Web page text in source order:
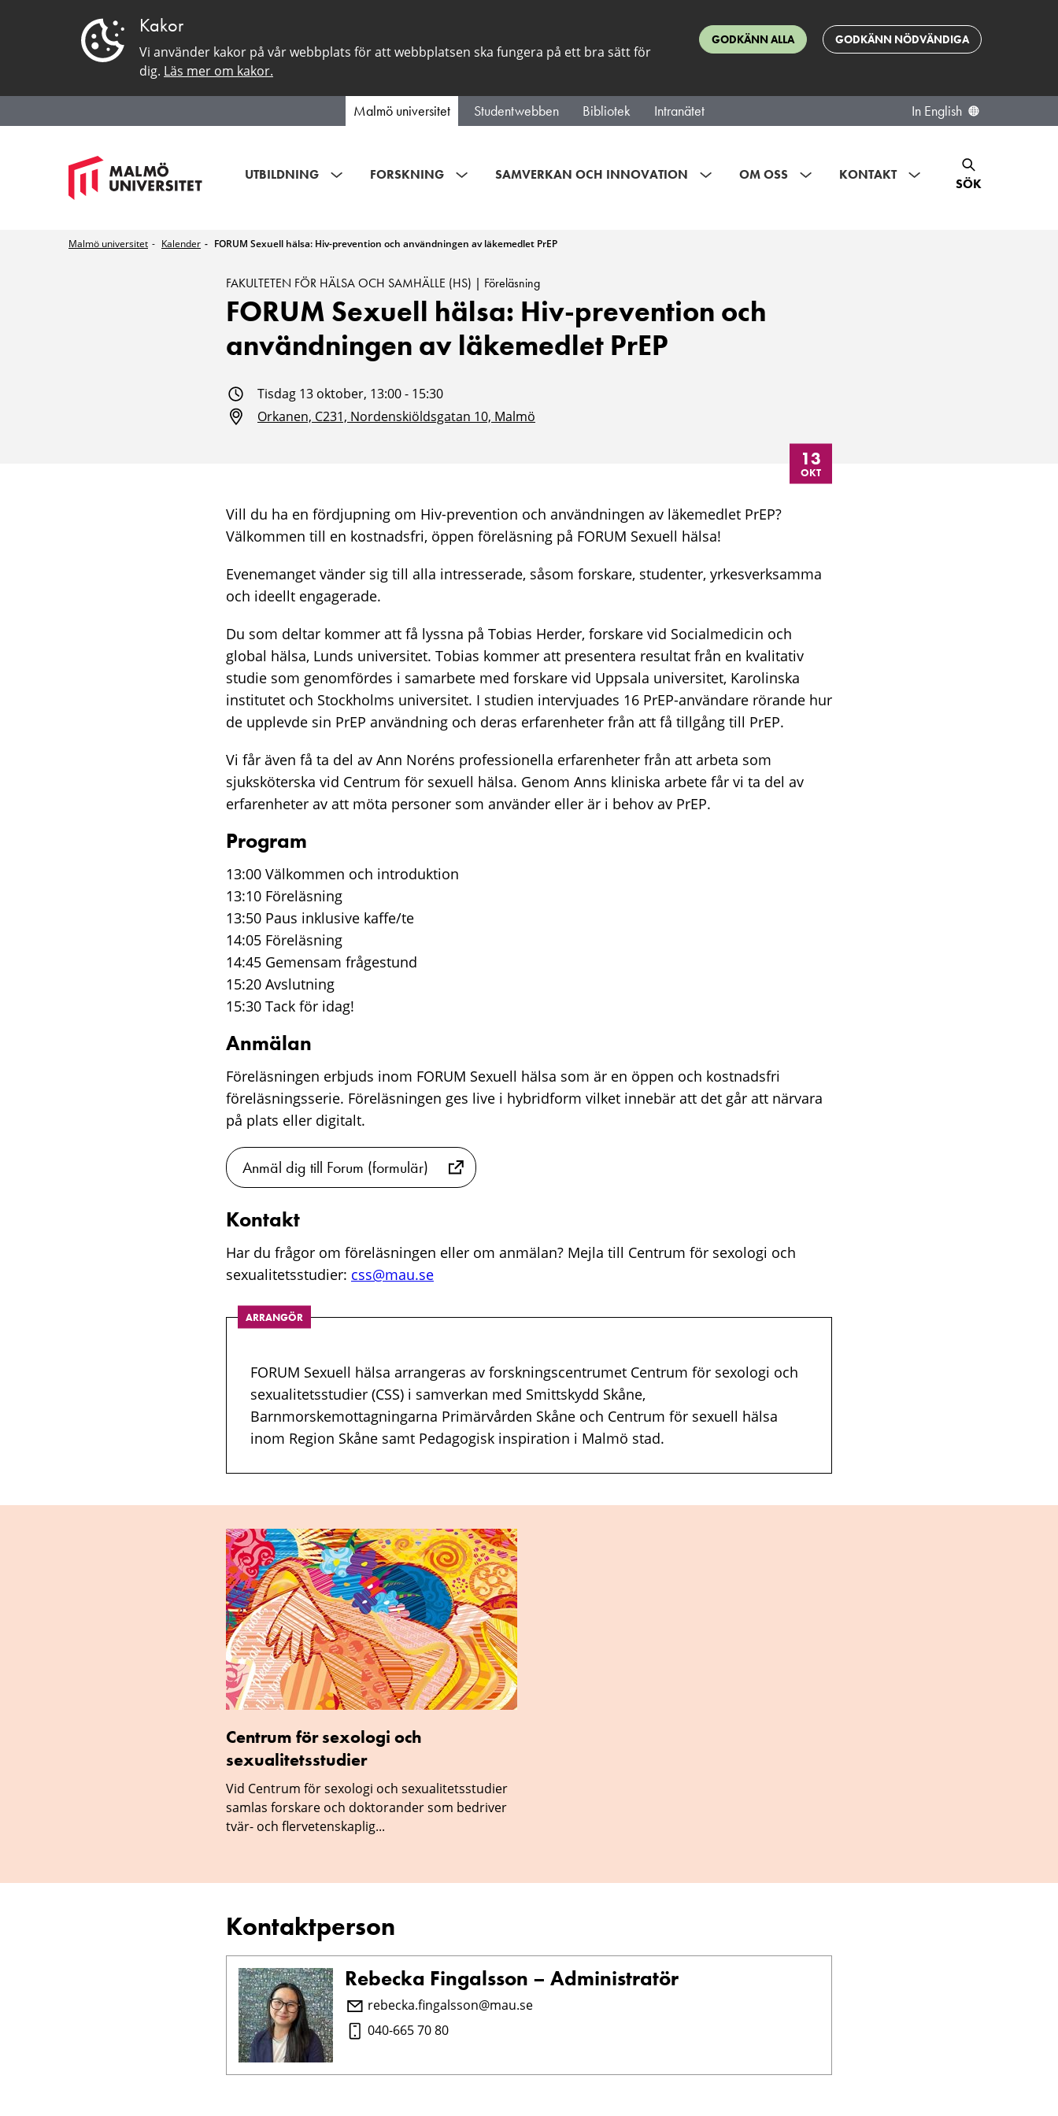
Kakor
Vi använder kakor på vår webbplats för att webbplatsen ska fungera på ett bra sätt för
dig. Läs mer om kakor.
GODKÄNN ALLA GODKÄNN NÖDVÄNDIGA
Malmö universitet Studentwebben Bibliotek Intranätet In English
UTBILDNING FORSKNING SAMVERKAN OCH INNOVATION OM OSS KONTAKT
SÖK
Malmö universitet Kalender FORUM Sexuell hälsa: Hiv-prevention och användningen av läkemedlet PrEP
FAKULTETEN FÖR HÄLSA OCH SAMHÄLLE (HS) | Föreläsning
FORUM Sexuell hälsa: Hiv-prevention och
användningen av läkemedlet PrEP
Tisdag 13 oktober, 13:00 - 15:30
Orkanen, C231, Nordenskiöldsgatan 10, Malmö
13
OKT
Vill du ha en fördjupning om Hiv-prevention och användningen av läkemedlet PrEP?
Välkommen till en kostnadsfri, öppen föreläsning på FORUM Sexuell hälsa!
Evenemanget vänder sig till alla intresserade, såsom forskare, studenter, yrkesverksamma
och ideellt engagerade.
Du som deltar kommer att få lyssna på Tobias Herder, forskare vid Socialmedicin och
global hälsa, Lunds universitet. Tobias kommer att presentera resultat från en kvalitativ
studie som genomfördes i samarbete med forskare vid Uppsala universitet, Karolinska
institutet och Stockholms universitet. I studien intervjuades 16 PrEP-användare rörande hur
de upplevde sin PrEP användning och deras erfarenheter från att få tillgång till PrEP.
Vi får även få ta del av Ann Noréns professionella erfarenheter från att arbeta som
sjuksköterska vid Centrum för sexuell hälsa. Genom Anns kliniska arbete får vi ta del av
erfarenheter av att möta personer som använder eller är i behov av PrEP.
Program
13:00 Välkommen och introduktion
13:10 Föreläsning
13:50 Paus inklusive kaffe/te
14:05 Föreläsning
14:45 Gemensam frågestund
15:20 Avslutning
15:30 Tack för idag!
Anmälan
Föreläsningen erbjuds inom FORUM Sexuell hälsa som är en öppen och kostnadsfri
föreläsningsserie. Föreläsningen ges live i hybridform vilket innebär att det går att närvara
på plats eller digitalt.
Anmäl dig till Forum (formulär)
Kontakt
Har du frågor om föreläsningen eller om anmälan? Mejla till Centrum för sexologi och
sexualitetsstudier: css@mau.se
ARRANGÖR
FORUM Sexuell hälsa arrangeras av forskningscentrumet Centrum för sexologi och
sexualitetsstudier (CSS) i samverkan med Smittskydd Skåne,
Barnmorskemottagningarna Primärvården Skåne och Centrum för sexuell hälsa
inom Region Skåne samt Pedagogisk inspiration i Malmö stad.
Centrum för sexologi och
sexualitetsstudier
Vid Centrum för sexologi och sexualitetsstudier
samlas forskare och doktorander som bedriver
tvär- och flervetenskaplig...
Kontaktperson
Rebecka Fingalsson – Administratör
rebecka.fingalsson@mau.se
040-665 70 80